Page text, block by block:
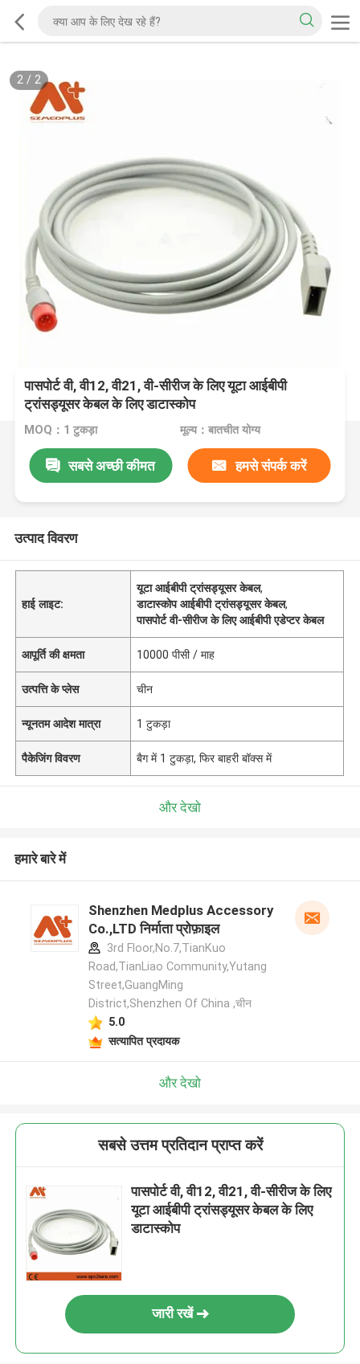
2/ 2
पासपोर्ट वी, वी12, वी21, वी-सीरीज के लिए यूटा आईबीपी
ट्रांसड्यूसर केबल के लिए डाटास्कोप
MOQ：1 टुकड़ा मूल्य：बातचीत योग्य
सबसे अच्छी कीमत हमसे संपर्क करें
उत्पाद विवरण
हाई लाइट:
यूटा आईबीपी ट्रांसड्यूसर केबल,
डाटास्कोप आईबीपी ट्रांसड्यूसर केबल,
पासपोर्ट वी-सीरीज के लिए आईबीपी एडेप्टर केबल
आपूर्ति की क्षमता 10000 पीसी / माह
उत्पत्ति के प्लेस चीन
न्यूनतम आदेश मात्रा 1 टुकड़ा
पैकेजिंग विवरण बैग में 1 टुकड़ा, फिर बाहरी बॉक्स में
और देखो
हमारे बारे में
Shenzhen Medplus Accessory
Co.,LTD निर्माता प्रोफ़ाइल
3rd Floor,No.7,TianKuo
Road,TianLiao Community,Yutang
Street,GuangMing
District,Shenzhen Of China ,चीन
5.0
सत्यापित प्रदायक
और देखो
सबसे उत्तम प्रतिदान प्राप्त करें
पासपोर्ट वी, वी12, वी21, वी-सीरीज के लिए
यूटा आईबीपी ट्रांसड्यूसर केबल के लिए
डाटास्कोप
जारी रखें